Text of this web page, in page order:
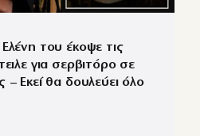
του έκοψε τις
για σερβιτόρο σε
– Εκεί θα δουλεύει όλο